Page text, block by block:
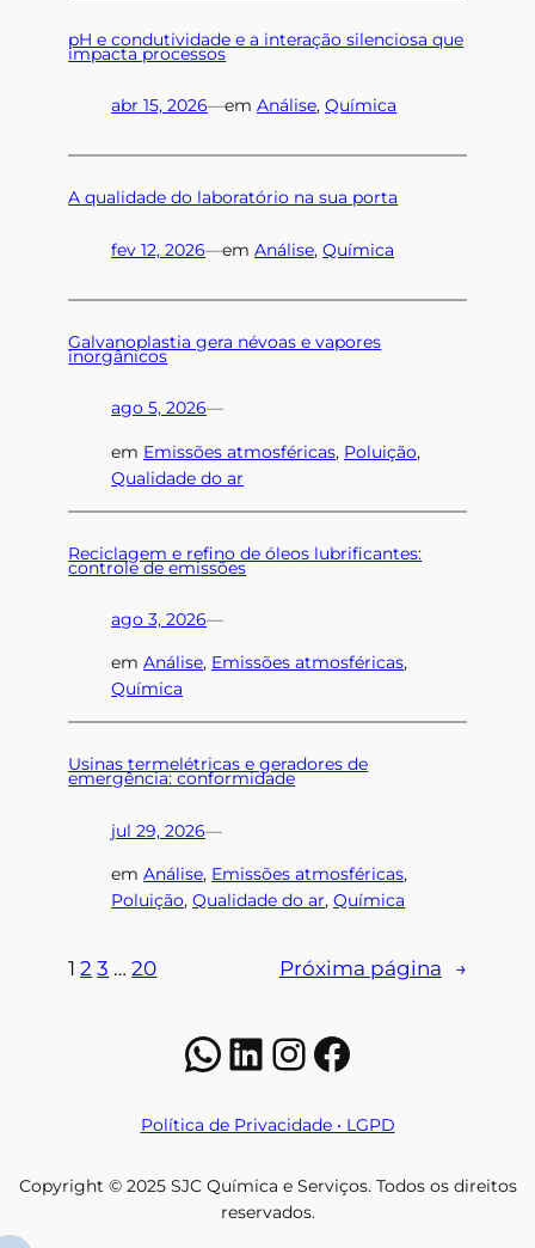
pH e condutividade e a interação silenciosa que
impacta processos
abr 15, 2026—emAnálise, Química
A qualidade do laboratório na sua porta
fev 12, 2026—emAnálise, Química
Galvanoplastia gera névoas e vapores
inorgânicos
ago 5, 2026—
em Emissões atmosféricas, Poluição
Qualidade do ar
Reciclagem e refino de óleos lubrificantes:
controle de emissões
ago 3, 2026—
emAnálise, Emissões atmosféricas
Química
Usinas termelétricas e geradores de
emergência: conformidade
jul 29, 2026—
emAnálise, Emissões atmosféricas
Poluição, Qualidade do ar, Química
1 2 3 … 20 Próxima página →
WhatsApp
LinkedIn
Instagram
Facebook
Política de Privacidade • LGPD
Copyright © 2025 SJC Química e Serviços. Todos os direitos
reservados.